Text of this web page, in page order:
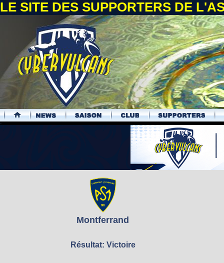
LE SITE DES SUPPORTERS DE
.
Montferrand
Résultat: Victoire